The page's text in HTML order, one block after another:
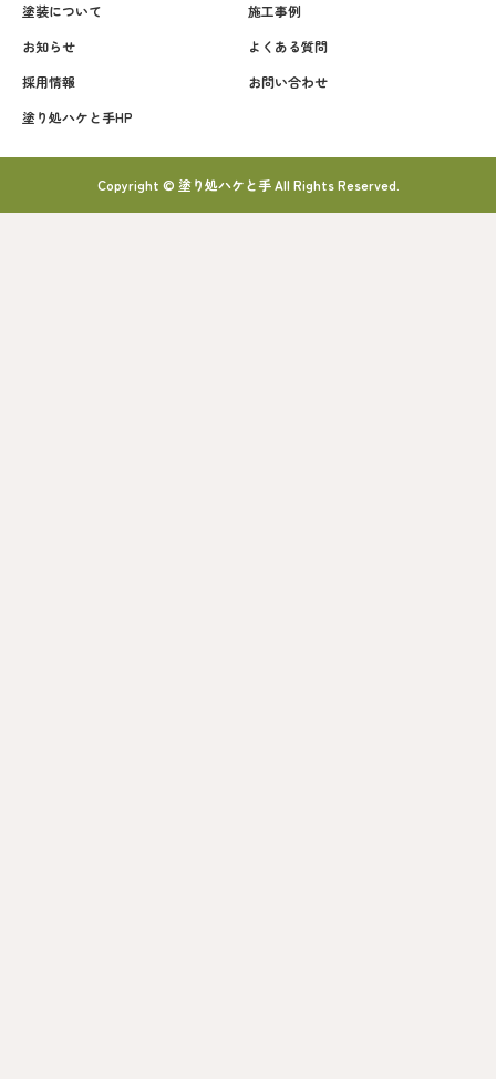
塗装について
施工事例
お知らせ
よくある質問
採用情報
お問い合わせ
塗り処ハケと手HP
Copyright © 塗り処ハケと手 All Rights Reserved.